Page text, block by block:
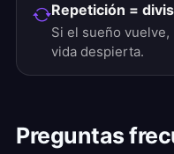
Repetición =
Si el sueño
vida despierta.
Preguntas